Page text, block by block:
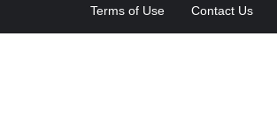
Terms of Use Contact Us